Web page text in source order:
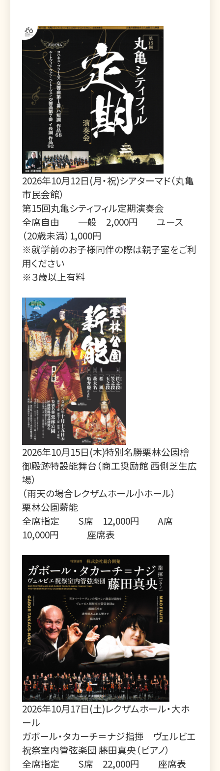
2026年10月12日(月・祝)シアターマド（丸亀
市民会館）
第15回丸亀シティフィル定期演奏会
全席自由 一般 2,000円 ユース
（20歳未満）1,000円
※就学前のお子様同伴の際は親子室をご利
用ください
※３歳以上有料
2026年10月15日(木)特別名勝栗林公園檜
御殿跡特設能舞台（商工奨励館 西側芝生広
場）
（雨天の場合レクザムホール小ホール）
栗林公園薪能
全席指定 S席 12,000円 A席
10,000円 座席表
2026年10月17日(土)レクザムホール・大ホ
ール
ガボール・タカーチ＝ナジ指揮 ヴェルビエ
祝祭室内管弦楽団 藤田真央（ピアノ）
全席指定 S席 22,000円 座席表